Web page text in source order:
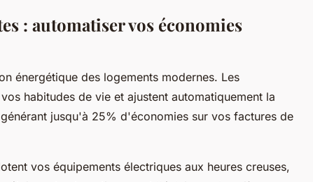
: automatiser vos économies
énergétique des logements modernes. Les
habitudes de vie et ajustent automatiquement la
jusqu'à 25% d'économies sur vos factures de
vos équipements électriques aux heures creuses,